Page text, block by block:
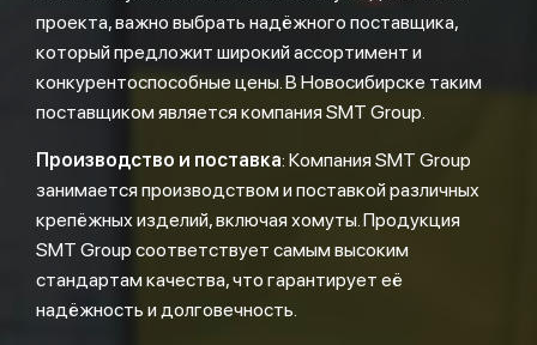
проекта, важно выбрать надёжного поставщика,
который предложит широкий ассортимент и
конкурентоспособные цены. В Новосибирске таким
поставщиком является компания SMT Group.
Производство и поставка: Компания SMT Group
занимается производством и поставкой различных
крепёжных изделий, включая хомуты. Продукция
SMT Group соответствует самым высоким
стандартам качества, что гарантирует её
надёжность и долговечность.